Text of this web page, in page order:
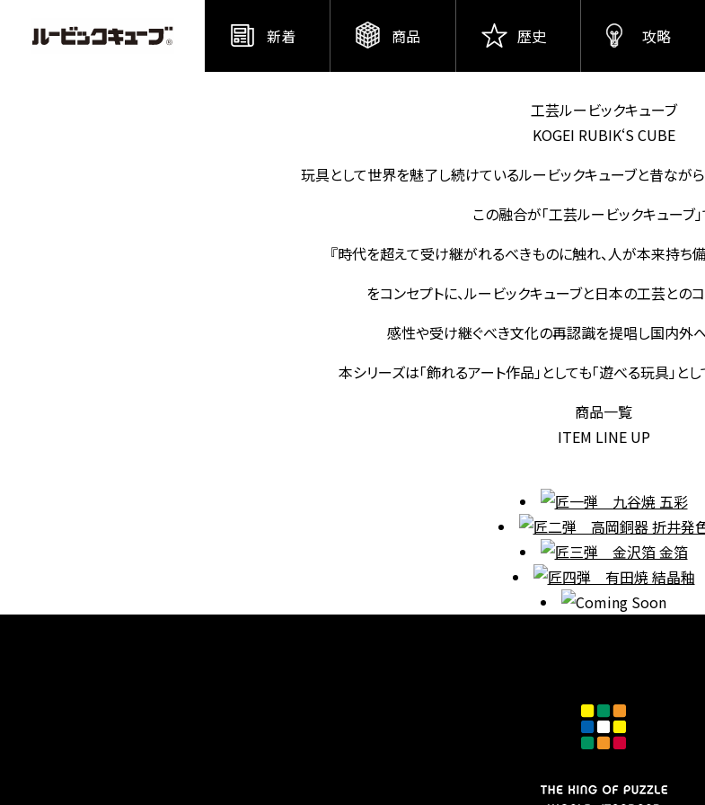
新着 商品 歴史 攻略
工芸ルービックキューブ
KOGEI RUBIK‘S CUBE
玩具として世界を魅了し続けているルービックキューブと昔なが
この融合が「工芸ルービックキューブ」
『時代を超えて受け継がれるべきものに触れ、人が本来持ち
をコンセプトに、ルービックキューブと日本の工芸との
感性や受け継ぐべき文化の再認識を提唱し国内外へ
本シリーズは「飾れるアート作品」としても「遊べる玩具」と
商品一覧
ITEM LINE UP